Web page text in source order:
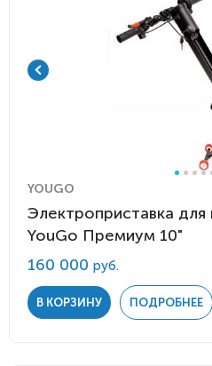
YOUGO
Электроприставка для
YouGo Премиум 10"
160 000 руб.
В КОРЗИНУ ПОДРОБНЕЕ